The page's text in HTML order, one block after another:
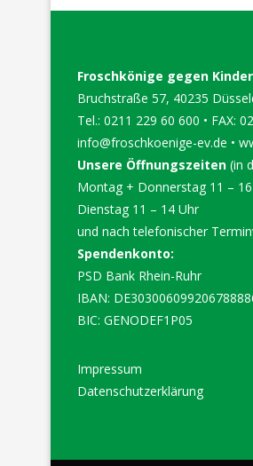
Froschkönige gegen
Bruchstraße 57, 40235
Tel.: 0211 229 60 600 • FAX:
info@froschkoenige-ev.de •
Unsere Öffnungszeiten (in
Montag + Donnerstag 11 –
Dienstag 11 – 14 Uhr
und nach telefonischer
Spendenkonto:
PSD Bank Rhein-Ruhr
IBAN:
BIC: GENODEF1P05
Impressum
Datenschutzerklärung